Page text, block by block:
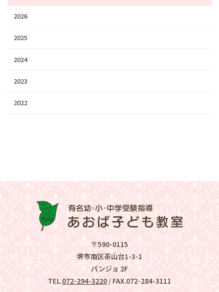
2026
2025
2024
2023
2022
〒590-0115
堺市南区茶山台1-3-1
パンジョ 2F
TEL.072-294-3220 / FAX.072-284-3111